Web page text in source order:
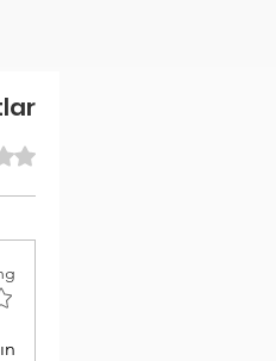
تم التقييم بـ 0